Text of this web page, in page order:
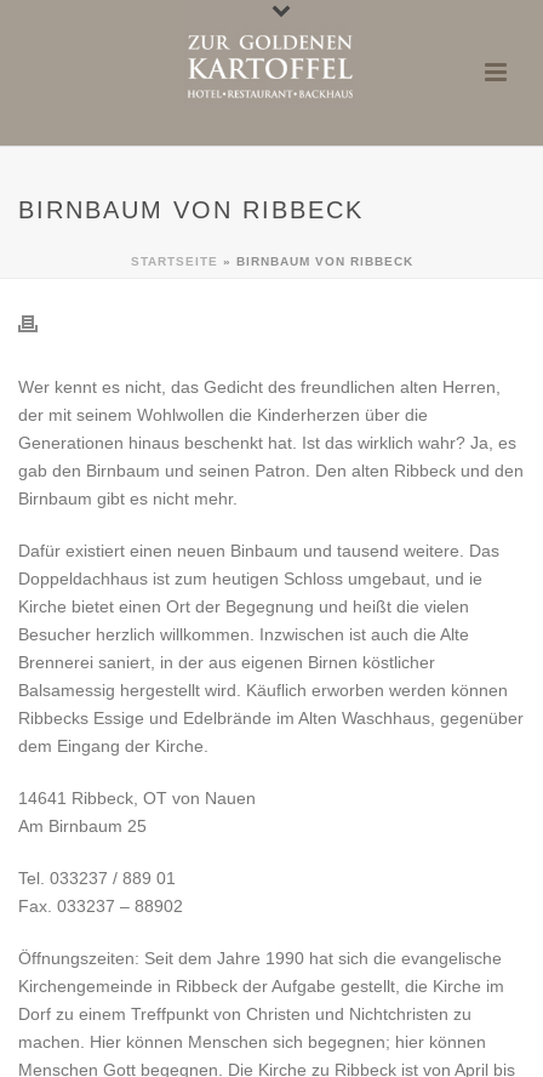
BIRNBAUM VON RIBBECK
STARTSEITE » BIRNBAUM VON RIBBECK
Wer kennt es nicht, das Gedicht des freundlichen alten Herren,
der mit seinem Wohlwollen die Kinderherzen über die
Generationen hinaus beschenkt hat. Ist das wirklich wahr? Ja, es
gab den Birnbaum und seinen Patron. Den alten Ribbeck und den
Birnbaum gibt es nicht mehr.
Dafür existiert einen neuen Binbaum und tausend weitere. Das
Doppeldachhaus ist zum heutigen Schloss umgebaut, und ie
Kirche bietet einen Ort der Begegnung und heißt die vielen
Besucher herzlich willkommen. Inzwischen ist auch die Alte
Brennerei saniert, in der aus eigenen Birnen köstlicher
Balsamessig hergestellt wird. Käuflich erworben werden können
Ribbecks Essige und Edelbrände im Alten Waschhaus, gegenüber
dem Eingang der Kirche.
14641 Ribbeck, OT von Nauen
Am Birnbaum 25
Tel. 033237 / 889 01
Fax. 033237 – 88902
Öffnungszeiten: Seit dem Jahre 1990 hat sich die evangelische
Kirchengemeinde in Ribbeck der Aufgabe gestellt, die Kirche im
Dorf zu einem Treffpunkt von Christen und Nichtchristen zu
machen. Hier können Menschen sich begegnen; hier können
Menschen Gott begegnen. Die Kirche zu Ribbeck ist von April bis